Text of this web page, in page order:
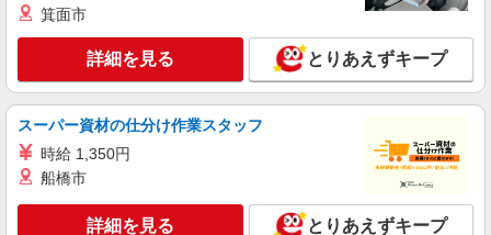
株式会社トラストグロース 新宿本社 第1営業部
グループホームでの介護士
時給：1650円
東京都江戸川区
箕面市
詳細を見る とりあえずキープ
スーパー資材の仕分け作業スタッフ
時給 1,350円
船橋市
詳細を見る とりあえずキープ